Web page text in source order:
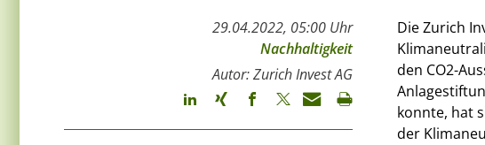
29.04.2022, 05:00 Uhr
Nachhaltigkeit
Autor: Zurich Invest AG
Die Zurich
den CO2-
konnte, hat
der